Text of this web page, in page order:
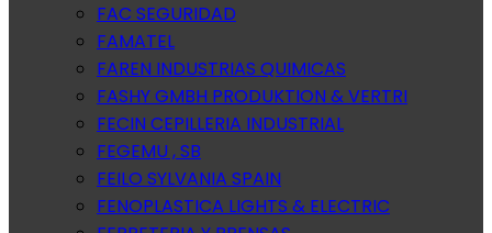
FAC SEGURIDAD
FAMATEL
FAREN INDUSTRIAS QUIMICAS
FASHY GMBH PRODUKTION & VERTRI
FECIN CEPILLERIA INDUSTRIAL
FEGEMU , SB
FEILO SYLVANIA SPAIN
FENOPLASTICA LIGHTS & ELECTRIC